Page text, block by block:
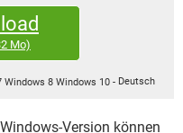
Mo)
Windows 8 Windows 10- Deutsch
Version können